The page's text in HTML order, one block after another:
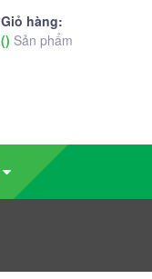
Giỏ hàng:
() Sản phẩm